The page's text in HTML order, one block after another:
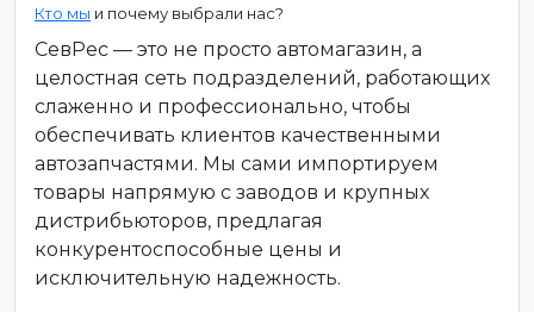
Кто мы и почему выбрали нас?
СевРес — это не просто автомагазин, а
целостная сеть подразделений, работающих
слаженно и профессионально, чтобы
обеспечивать клиентов качественными
автозапчастями. Мы сами импортируем
товары напрямую с заводов и крупных
дистрибьюторов, предлагая
конкурентоспособные цены и
исключительную надежность.